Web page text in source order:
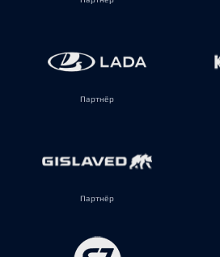
Партнёр
Партнёр